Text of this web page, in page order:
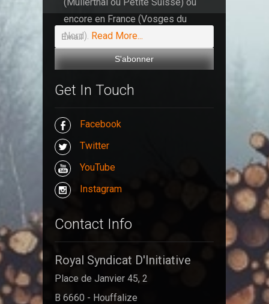
encore en France (Vosges du
Nord). Read More...
Get In Touch
Facebook
Twitter
YouTube
Instagram
Contact Info
Royal Syndicat D'Initiative
Place de Janvier 45, 2
B 6660 - Houffalize